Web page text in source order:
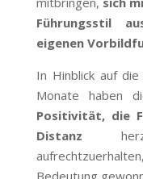
Führungsstil
eigenen
In Hinblick auf
Monate haben
Positivität, die
Distanz
Bedeutung